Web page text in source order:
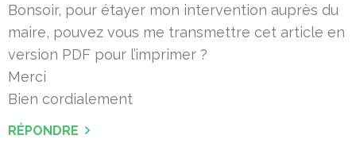
Bonsoir, pour étayer mon intervention auprès du
maire, pouvez vous me transmettre cet article en
version PDF pour l’imprimer ?
Merci
Bien cordialement
RÉPONDRE